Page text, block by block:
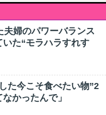
夫婦のパワーバランス
た“モラハラすれす
た今こそ食べたい物”2
かったんで」